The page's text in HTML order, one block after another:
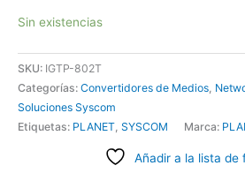
Sin existencias
SKU: IGTP-802T
Categorías: Convertidores de Medios,
Soluciones Syscom
Etiquetas: PLANET, SYSCOM Marca:
Añadir a la lista de